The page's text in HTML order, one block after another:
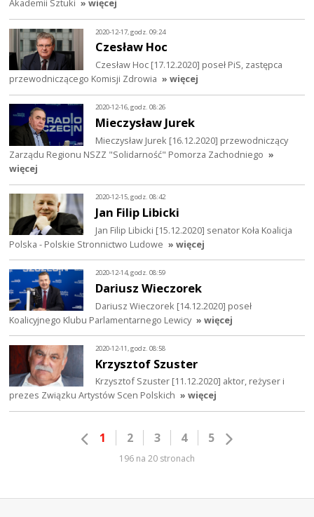
Akademii Sztuki » więcej
2020-12-17, godz. 09:24
Czesław Hoc
Czesław Hoc [17.12.2020] poseł PiS, zastępca
przewodniczącego Komisji Zdrowia » więcej
2020-12-16, godz. 08:26
Mieczysław Jurek
Mieczysław Jurek [16.12.2020] przewodniczący
Zarządu Regionu NSZZ "Solidarność" Pomorza Zachodniego »
więcej
2020-12-15, godz. 08:42
Jan Filip Libicki
Jan Filip Libicki [15.12.2020] senator Koła Koalicja
Polska - Polskie Stronnictwo Ludowe » więcej
2020-12-14, godz. 08:59
Dariusz Wieczorek
Dariusz Wieczorek [14.12.2020] poseł
Koalicyjnego Klubu Parlamentarnego Lewicy » więcej
2020-12-11, godz. 08:58
Krzysztof Szuster
Krzysztof Szuster [11.12.2020] aktor, reżyser i
prezes Związku Artystów Scen Polskich » więcej
1 2 3 4 5
196 na 20 stronach